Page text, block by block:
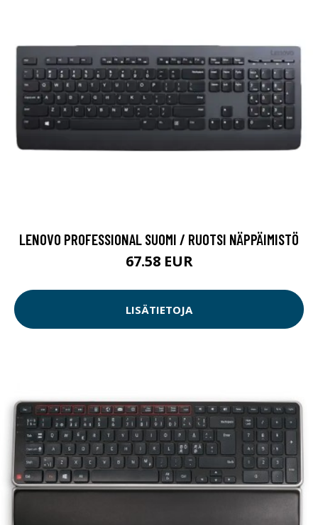
LENOVO PROFESSIONAL SUOMI / RUOTSI NÄPPÄIMISTÖ
67.58 EUR
LISÄTIETOJA